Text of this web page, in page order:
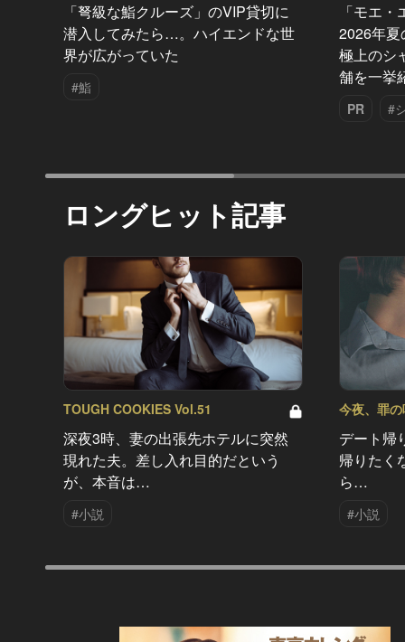
「弩級な鮨クルーズ」のVIP貸切に
潜入してみたら…。ハイエンドな世
界が広がっていた
#鮨
「モエ
2026年夏
極上のシ
舗を一挙
PR #
ロングヒット記事
TOUGH COOKIES Vol.51
深夜3時、妻の出張先ホテルに突然
現れた夫。差し入れ目的だという
が、本音は…
#小説
今夜、罪
デート帰
帰りたく
ら…
#小説